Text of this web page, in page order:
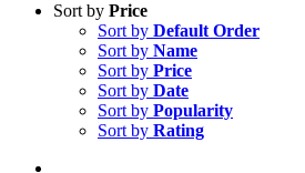
Sort by Price
Sort by Default Order
Sort by Name
Sort by Price
Sort by Date
Sort by Popularity
Sort by Rating